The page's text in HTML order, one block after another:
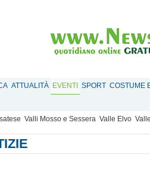
ATTUALITÀ EVENTI SPORT COSTUME
Valli Mosso e Sessera Valle Elvo